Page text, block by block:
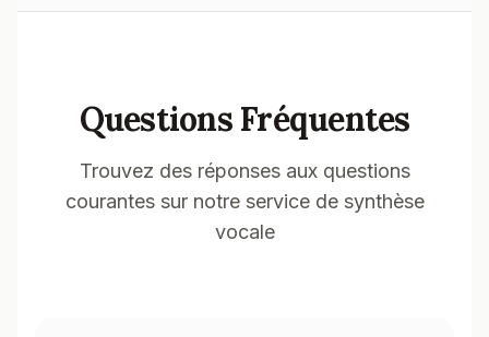
Questions Fréquentes
Trouvez des réponses aux questions
courantes sur notre service de synthèse
vocale